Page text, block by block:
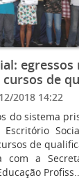
egressos
de
2018 14:22
do sistema
de
com a